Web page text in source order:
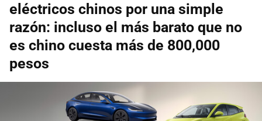
eléctricos chinos por una simple
razón: incluso el más barato que no
es chino cuesta más de 800,000
pesos